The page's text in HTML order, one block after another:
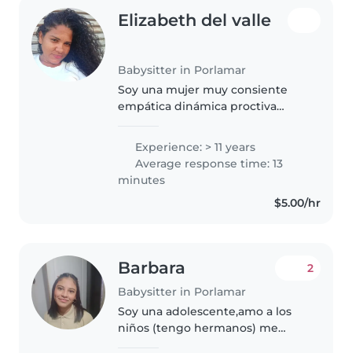
Elizabeth del valle
Babysitter in Porlamar
Soy una mujer muy consiente
empática dinámica proctiva
contrata soy transparente lo q no
me gusta lo converso y soy de
mente..
Experience: > 11 years
Average response time: 13
minutes
$5.00/hr
Barbara
Babysitter in Porlamar
2
Soy una adolescente,amo a los
niños (tengo hermanos) me